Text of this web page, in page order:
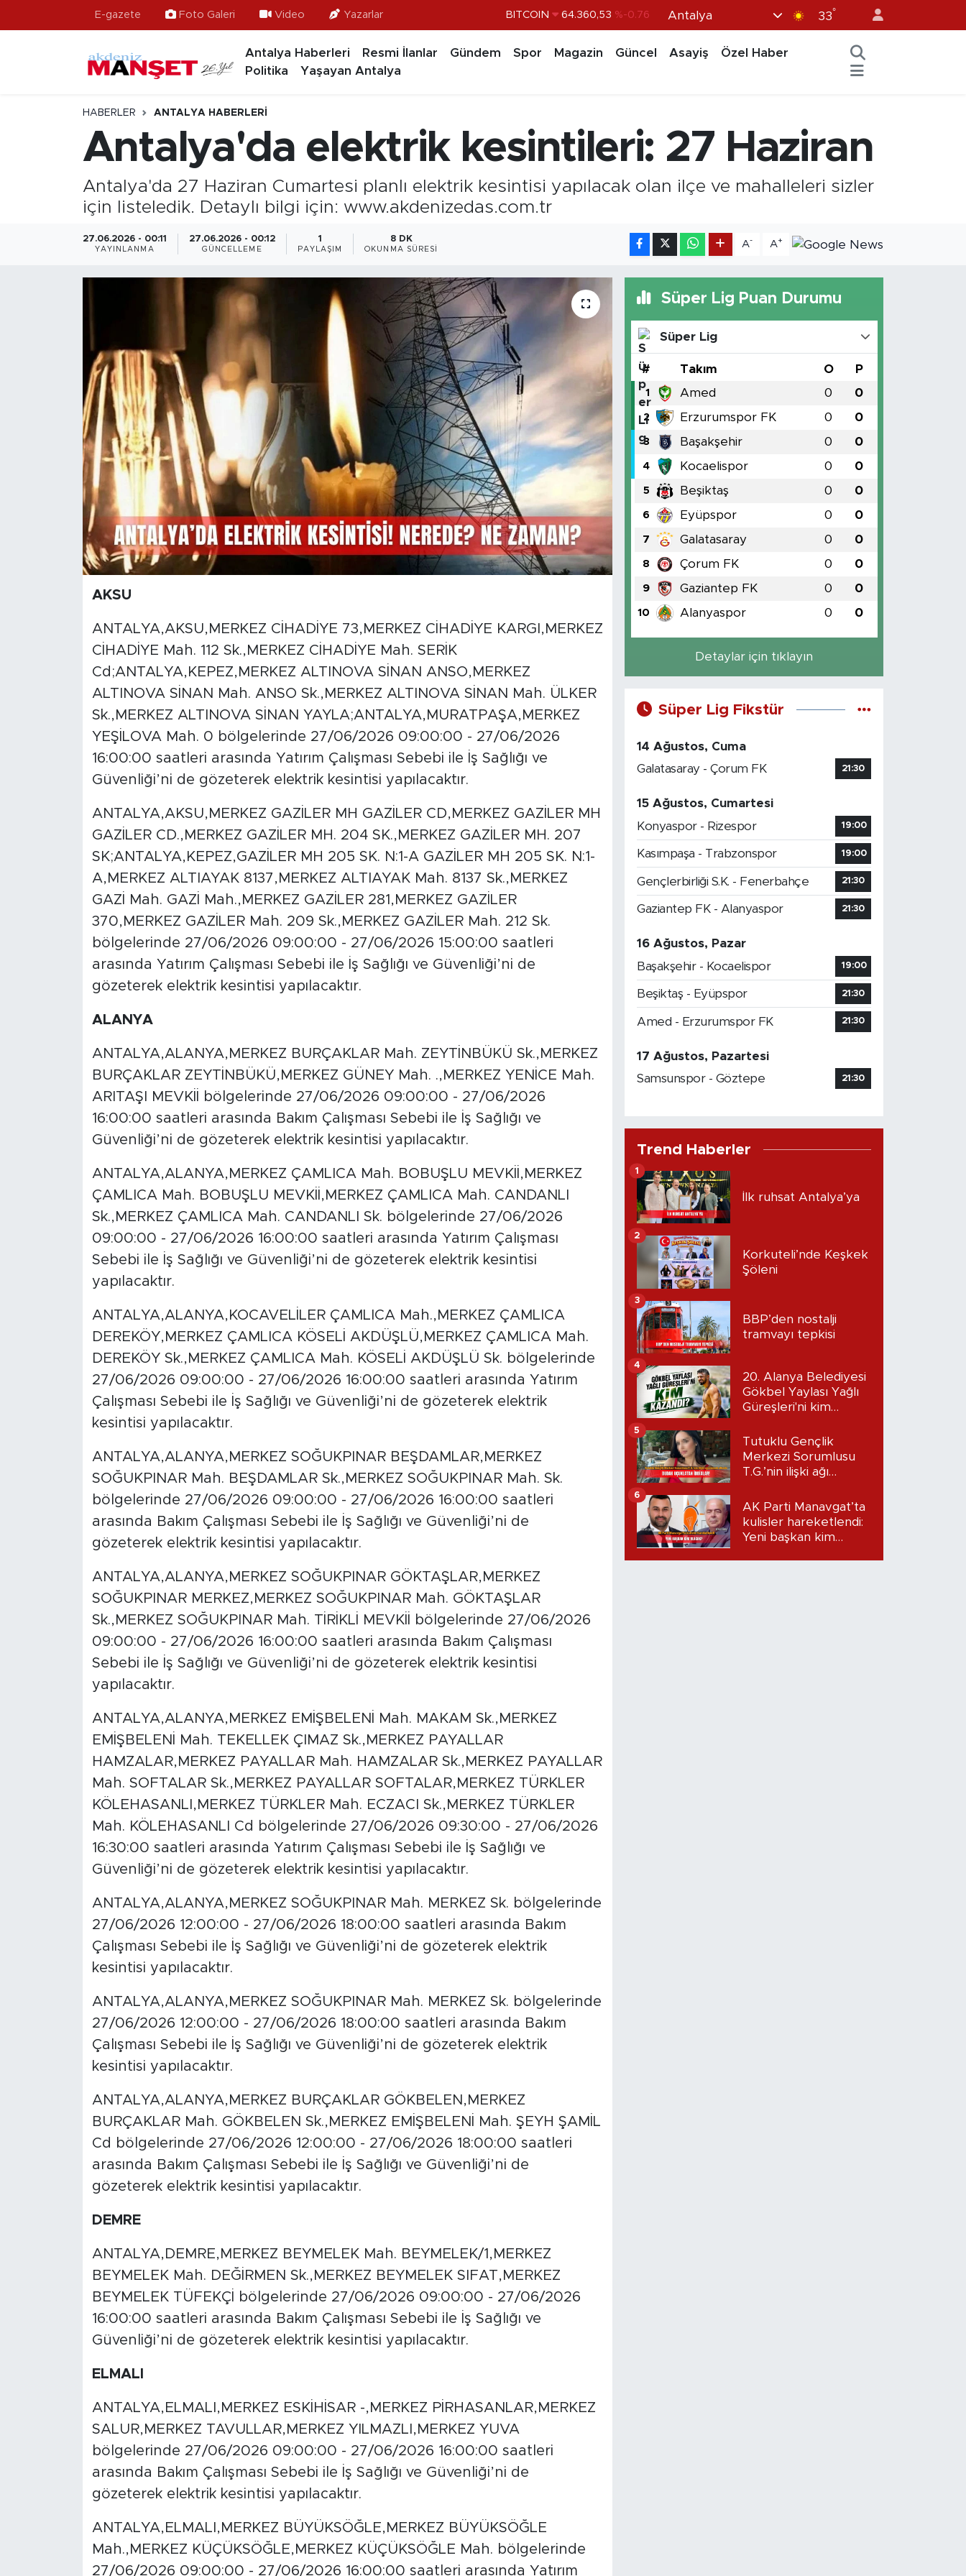
E-gazete Foto Galeri Video Yazarlar
DOLAR 47,7069 %0.17
EURO 55,0265 %0.01
BİST100 13.887 %64
Antalya 33°
Antalya Haberleri Resmi İlanlar Gündem Spor Magazin Güncel Asayiş
Özel Haber
Politika
Yaşayan Antalya
HABERLER ANTALYA HABERLERI
Antalya'da elektrik kesintileri: 27 Haziran
Antalya'da 27 Haziran Cumartesi planlı elektrik kesintisi yapılacak olan ilçe ve mahalleleri sizler
için listeledik. Detaylı bilgi için: www.akdenizedas.com.tr
27.06.2026 - 00:11
YAYINLANMA
27.06.2026 - 00:12
GÜNCELLEME
1
PAYLAŞIM
8 DK
OKUNMA SÜRESI
A- A+
AKSU
ANTALYA,AKSU,MERKEZ CİHADİYE 73,MERKEZ CİHADİYE KARGI,MERKEZ
CİHADİYE Mah. 112 Sk.,MERKEZ CİHADİYE Mah. SERİK
Cd;ANTALYA,KEPEZ,MERKEZ ALTINOVA SİNAN ANSO,MERKEZ
ALTINOVA SİNAN Mah. ANSO Sk.,MERKEZ ALTINOVA SİNAN Mah. ÜLKER
Sk.,MERKEZ ALTINOVA SİNAN YAYLA;ANTALYA,MURATPAŞA,MERKEZ
YEŞİLOVA Mah. 0 bölgelerinde 27/06/2026 09:00:00 - 27/06/2026
16:00:00 saatleri arasında Yatırım Çalışması Sebebi ile İş Sağlığı ve
Güvenliği’ni de gözeterek elektrik kesintisi yapılacaktır.
ANTALYA,AKSU,MERKEZ GAZİLER MH GAZİLER CD,MERKEZ GAZİLER MH
GAZİLER CD.,MERKEZ GAZİLER MH. 204 SK.,MERKEZ GAZİLER MH. 207
SK;ANTALYA,KEPEZ,GAZİLER MH 205 SK. N:1-A GAZİLER MH 205 SK. N:1-
A,MERKEZ ALTIAYAK 8137,MERKEZ ALTIAYAK Mah. 8137 Sk.,MERKEZ
GAZİ Mah. GAZİ Mah.,MERKEZ GAZİLER 281,MERKEZ GAZİLER
370,MERKEZ GAZİLER Mah. 209 Sk.,MERKEZ GAZİLER Mah. 212 Sk.
bölgelerinde 27/06/2026 09:00:00 - 27/06/2026 15:00:00 saatleri
arasında Yatırım Çalışması Sebebi ile İş Sağlığı ve Güvenliği’ni de
gözeterek elektrik kesintisi yapılacaktır.
ALANYA
ANTALYA,ALANYA,MERKEZ BURÇAKLAR Mah. ZEYTİNBÜKÜ Sk.,MERKEZ
BURÇAKLAR ZEYTİNBÜKÜ,MERKEZ GÜNEY Mah. .,MERKEZ YENİCE Mah.
ARITAŞI MEVKİİ bölgelerinde 27/06/2026 09:00:00 - 27/06/2026
16:00:00 saatleri arasında Bakım Çalışması Sebebi ile İş Sağlığı ve
Güvenliği’ni de gözeterek elektrik kesintisi yapılacaktır.
ANTALYA,ALANYA,MERKEZ ÇAMLICA Mah. BOBUŞLU MEVKİİ,MERKEZ
ÇAMLICA Mah. BOBUŞLU MEVKİİ,MERKEZ ÇAMLICA Mah. CANDANLI
Sk.,MERKEZ ÇAMLICA Mah. CANDANLI Sk. bölgelerinde 27/06/2026
09:00:00 - 27/06/2026 16:00:00 saatleri arasında Yatırım Çalışması
Sebebi ile İş Sağlığı ve Güvenliği’ni de gözeterek elektrik kesintisi
yapılacaktır.
ANTALYA,ALANYA,KOCAVELİLER ÇAMLICA Mah.,MERKEZ ÇAMLICA
DEREKÖY,MERKEZ ÇAMLICA KÖSELİ AKDÜŞLÜ,MERKEZ ÇAMLICA Mah.
DEREKÖY Sk.,MERKEZ ÇAMLICA Mah. KÖSELİ AKDÜŞLÜ Sk. bölgelerinde
27/06/2026 09:00:00 - 27/06/2026 16:00:00 saatleri arasında Yatırım
Çalışması Sebebi ile İş Sağlığı ve Güvenliği’ni de gözeterek elektrik
kesintisi yapılacaktır.
ANTALYA,ALANYA,MERKEZ SOĞUKPINAR BEŞDAMLAR,MERKEZ
SOĞUKPINAR Mah. BEŞDAMLAR Sk.,MERKEZ SOĞUKPINAR Mah. Sk.
bölgelerinde 27/06/2026 09:00:00 - 27/06/2026 16:00:00 saatleri
arasında Bakım Çalışması Sebebi ile İş Sağlığı ve Güvenliği’ni de
gözeterek elektrik kesintisi yapılacaktır.
ANTALYA,ALANYA,MERKEZ SOĞUKPINAR GÖKTAŞLAR,MERKEZ
SOĞUKPINAR MERKEZ,MERKEZ SOĞUKPINAR Mah. GÖKTAŞLAR
Sk.,MERKEZ SOĞUKPINAR Mah. TİRİKLİ MEVKİİ bölgelerinde 27/06/2026
09:00:00 - 27/06/2026 16:00:00 saatleri arasında Bakım Çalışması
Sebebi ile İş Sağlığı ve Güvenliği’ni de gözeterek elektrik kesintisi
yapılacaktır.
ANTALYA,ALANYA,MERKEZ EMİŞBELENİ Mah. MAKAM Sk.,MERKEZ
EMİŞBELENİ Mah. TEKELLEK ÇIMAZ Sk.,MERKEZ PAYALLAR
HAMZALAR,MERKEZ PAYALLAR Mah. HAMZALAR Sk.,MERKEZ PAYALLAR
Mah. SOFTALAR Sk.,MERKEZ PAYALLAR SOFTALAR,MERKEZ TÜRKLER
KÖLEHASANLI,MERKEZ TÜRKLER Mah. ECZACI Sk.,MERKEZ TÜRKLER
Mah. KÖLEHASANLI Cd bölgelerinde 27/06/2026 09:30:00 - 27/06/2026
16:30:00 saatleri arasında Yatırım Çalışması Sebebi ile İş Sağlığı ve
Güvenliği’ni de gözeterek elektrik kesintisi yapılacaktır.
ANTALYA,ALANYA,MERKEZ SOĞUKPINAR Mah. MERKEZ Sk. bölgelerinde
27/06/2026 12:00:00 - 27/06/2026 18:00:00 saatleri arasında Bakım
Çalışması Sebebi ile İş Sağlığı ve Güvenliği’ni de gözeterek elektrik
kesintisi yapılacaktır.
ANTALYA,ALANYA,MERKEZ SOĞUKPINAR Mah. MERKEZ Sk. bölgelerinde
27/06/2026 12:00:00 - 27/06/2026 18:00:00 saatleri arasında Bakım
Çalışması Sebebi ile İş Sağlığı ve Güvenliği’ni de gözeterek elektrik
kesintisi yapılacaktır.
ANTALYA,ALANYA,MERKEZ BURÇAKLAR GÖKBELEN,MERKEZ
BURÇAKLAR Mah. GÖKBELEN Sk.,MERKEZ EMİŞBELENİ Mah. ŞEYH ŞAMİL
Cd bölgelerinde 27/06/2026 12:00:00 - 27/06/2026 18:00:00 saatleri
arasında Bakım Çalışması Sebebi ile İş Sağlığı ve Güvenliği’ni de
gözeterek elektrik kesintisi yapılacaktır.
DEMRE
ANTALYA,DEMRE,MERKEZ BEYMELEK Mah. BEYMELEK/1,MERKEZ
BEYMELEK Mah. DEĞİRMEN Sk.,MERKEZ BEYMELEK SIFAT,MERKEZ
BEYMELEK TÜFEKÇİ bölgelerinde 27/06/2026 09:00:00 - 27/06/2026
16:00:00 saatleri arasında Bakım Çalışması Sebebi ile İş Sağlığı ve
Güvenliği’ni de gözeterek elektrik kesintisi yapılacaktır.
ELMALI
ANTALYA,ELMALI,MERKEZ ESKİHİSAR -,MERKEZ PİRHASANLAR,MERKEZ
SALUR,MERKEZ TAVULLAR,MERKEZ YILMAZLI,MERKEZ YUVA
bölgelerinde 27/06/2026 09:00:00 - 27/06/2026 16:00:00 saatleri
arasında Bakım Çalışması Sebebi ile İş Sağlığı ve Güvenliği’ni de
gözeterek elektrik kesintisi yapılacaktır.
ANTALYA,ELMALI,MERKEZ BÜYÜKSÖĞLE,MERKEZ BÜYÜKSÖĞLE
Mah.,MERKEZ KÜÇÜKSÖĞLE,MERKEZ KÜÇÜKSÖĞLE Mah. bölgelerinde
27/06/2026 09:00:00 - 27/06/2026 16:00:00 saatleri arasında Yatırım
Süper Lig Puan Durumu
Süper Lig
# Takım O P
1 Amed 0 0
2 Erzurumspor FK 0 0
3 Başakşehir 0 0
4 Kocaelispor 0 0
5 Beşiktaş 0 0
6 Eyüpspor 0 0
7 Galatasaray 0 0
8 Çorum FK 0 0
9 Gaziantep FK 0 0
10 Alanyaspor 0 0
Detaylar için tıklayın
Süper Lig Fikstür
14 Ağustos, Cuma
Galatasaray - Çorum FK
21:30
15 Ağustos, Cumartesi
Konyaspor - Rizespor
19:00
Kasımpaşa - Trabzonspor 19:00
Gençlerbirliği S.K. - Fenerbahçe 21:30
Gaziantep FK - Alanyaspor 21:30
16 Ağustos, Pazar
Başakşehir - Kocaelispor
19:00
Beşiktaş - Eyüpspor 21:30
Amed - Erzurumspor FK 21:30
17 Ağustos, Pazartesi
Samsunspor - Göztepe
21:30
Trend Haberler
İlk ruhsat Antalya’ya
1
Korkuteli’nde Keşkek
Şöleni
2
BBP’den nostalji
tramvayı tepkisi
3
20. Alanya Belediyesi
Gökbel Yaylası Yağlı
Güreşleri'ni kim
4
Tutuklu Gençlik
Merkezi Sorumlusu
T.G.’nin ilişki ağı
Dudak uçuklatan
iddialar!
5
AK Parti Manavgat’ta
kulisler hareketlendi:
Yeni başkan kim
6
Ekonomi
Gündem
Magazin
Özel Haber
Politika
Resmi İlanlar
Turizm
Hava Durumu
Tüm Manşetler
Son Dakika Haberleri
Haber Arşivi